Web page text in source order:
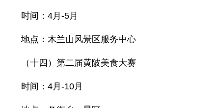
时间：4月-5月
地点：木兰山风景区服务中心
（十四）第二届黄陂美食大赛
时间：4月-10月